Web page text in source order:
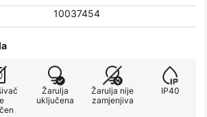
10037454
Žarulja
uključena
Žarulja nije
zamjenjiva
IP40